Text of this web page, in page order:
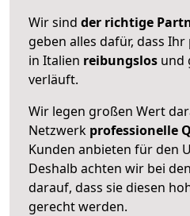
Wir sind der richtige
geben alles dafür, dass
in Italien reibungslos und
verläuft.
Wir legen großen Wert
Netzwerk professionelle
Kunden anbieten für den
Deshalb achten wir bei
darauf, dass sie diesen
gerecht werden.